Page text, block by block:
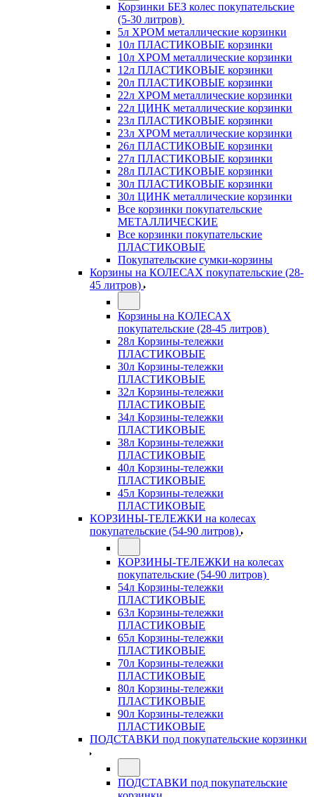
Корзинки БЕЗ колес покупательские
(5-30 литров)
5л ХРОМ металлические корзинки
10л ПЛАСТИКОВЫЕ корзинки
10л ХРОМ металлические корзинки
12л ПЛАСТИКОВЫЕ корзинки
20л ПЛАСТИКОВЫЕ корзинки
22л ХРОМ металлические корзинки
22л ЦИНК металлические корзинки
23л ПЛАСТИКОВЫЕ корзинки
23л ХРОМ металлические корзинки
26л ПЛАСТИКОВЫЕ корзинки
27л ПЛАСТИКОВЫЕ корзинки
28л ПЛАСТИКОВЫЕ корзинки
30л ПЛАСТИКОВЫЕ корзинки
30л ЦИНК металлические корзинки
Все корзинки покупательские
МЕТАЛЛИЧЕСКИЕ
Все корзинки покупательские
ПЛАСТИКОВЫЕ
Покупательские сумки-корзины
Корзины на КОЛЕСАХ покупательские (28-
45 литров)
Корзины на КОЛЕСАХ
покупательские (28-45 литров)
28л Корзины-тележки
ПЛАСТИКОВЫЕ
30л Корзины-тележки
ПЛАСТИКОВЫЕ
32л Корзины-тележки
ПЛАСТИКОВЫЕ
34л Корзины-тележки
ПЛАСТИКОВЫЕ
38л Корзины-тележки
ПЛАСТИКОВЫЕ
40л Корзины-тележки
ПЛАСТИКОВЫЕ
45л Корзины-тележки
ПЛАСТИКОВЫЕ
КОРЗИНЫ-ТЕЛЕЖКИ на колесах
покупательские (54-90 литров)
КОРЗИНЫ-ТЕЛЕЖКИ на колесах
покупательские (54-90 литров)
54л Корзины-тележки
ПЛАСТИКОВЫЕ
63л Корзины-тележки
ПЛАСТИКОВЫЕ
65л Корзины-тележки
ПЛАСТИКОВЫЕ
70л Корзины-тележки
ПЛАСТИКОВЫЕ
80л Корзины-тележки
ПЛАСТИКОВЫЕ
90л Корзины-тележки
ПЛАСТИКОВЫЕ
ПОДСТАВКИ под покупательские корзинки
ПОДСТАВКИ под покупательские